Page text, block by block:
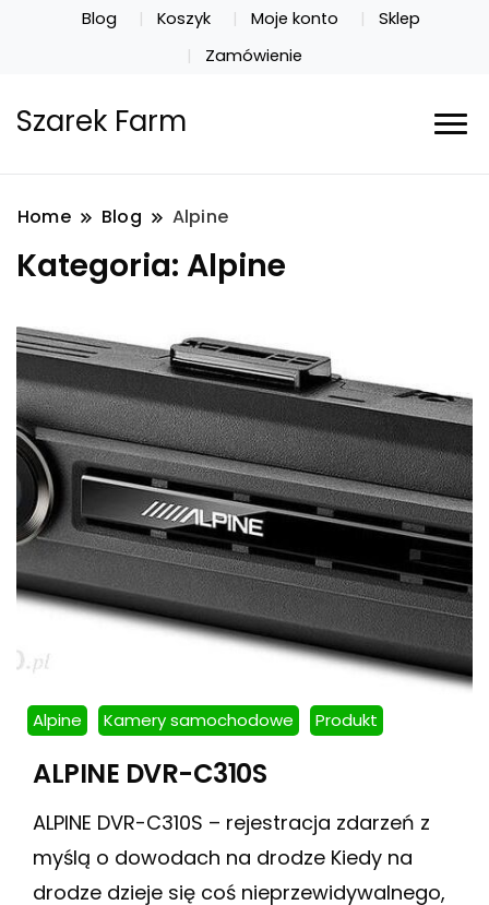
Blog Koszyk Moje konto
Sklep
Zamówienie
Szarek Farm
Home Blog Alpine
Kategoria: Alpine
Alpine Kamery samochodowe Produkt
ALPINE DVR-C310S
ALPINE DVR-C310S – rejestracja zdarzeń z
myślą o dowodach na drodze Kiedy na
drodze dzieje się coś nieprzewidywalnego,